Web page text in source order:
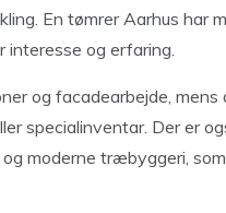
En tømrer Aarhus har
og erfaring.
og facadearbejde, mens
specialinventar. Der er
moderne træbyggeri,